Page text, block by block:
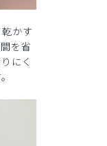
かす
を省
にく